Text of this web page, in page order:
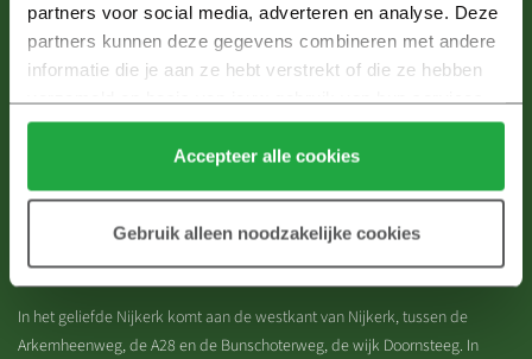
partners voor social media, adverteren en analyse. Deze
partners kunnen deze gegevens combineren met andere
informatie die je aan ze hebt verstrekt of die ze hebben
verzameld op basis van jouw gebruik van hun services.
Klik hier voor meer informatie over ons cookiebeleid.
Accepteer alle cookies
Gebruik alleen noodzakelijke cookies
Midden Nederland Makelaars
T: 033 ­ 24 60 601
Van Wijnen Makelaardij
E:info@vanwijnennijkerk.nl
Doornsteeg Nijkerk
In het geliefde Nijkerk komt aan de westkant van Nijkerk, tussen de
Arkemheenweg, de A28 en de Bunschoterweg, de wijk Doornsteeg. In